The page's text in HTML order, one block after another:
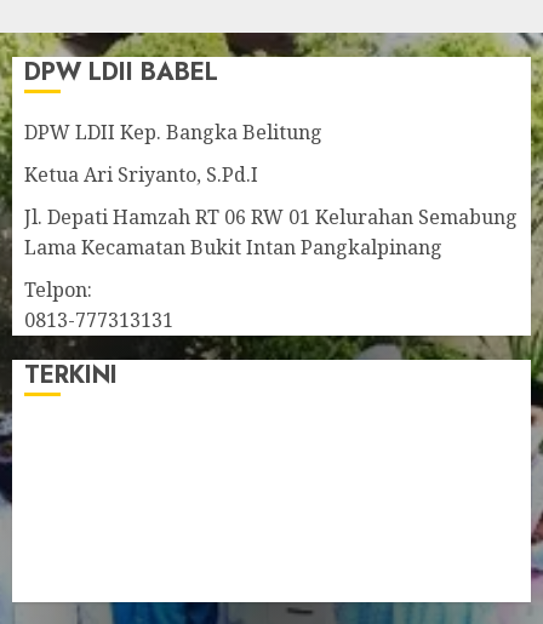
DPW LDII BABEL
DPW LDII Kep. Bangka Belitung
Ketua Ari Sriyanto, S.Pd.I
Jl. Depati Hamzah RT 06 RW 01 Kelurahan Semabung
Lama Kecamatan Bukit Intan Pangkalpinang
Telpon:
0813-777313131
TERKINI